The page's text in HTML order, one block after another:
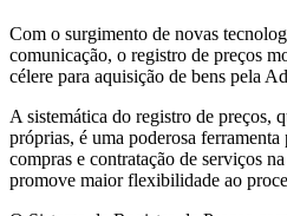
Com o surgimento de novas
comunicação, o registro de preços
célere para aquisição de bens pela
A sistemática do registro de preços,
próprias, é uma poderosa
compras e contratação de serviços
promove maior flexibilidade ao